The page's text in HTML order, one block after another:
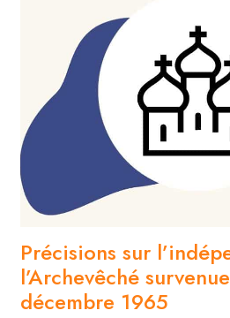
Précisions sur
l’Archevêché
décembre 1965